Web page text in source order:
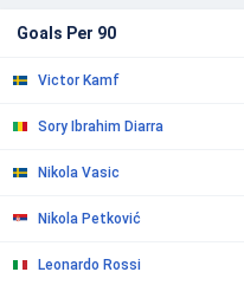
Goals Per 90
Victor Kamf
Sory Ibrahim Diarra
Nikola Vasic
Nikola Petković
Leonardo Rossi